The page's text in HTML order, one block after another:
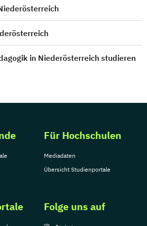
in Niederösterreich studieren
Für Hochschulen
Mediadaten
Übersicht Studienportale
Folge uns auf